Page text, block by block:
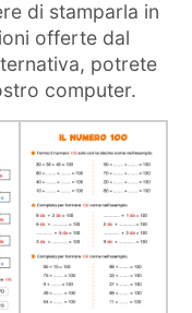
di stamparla in
offerte dal
potrete
computer.